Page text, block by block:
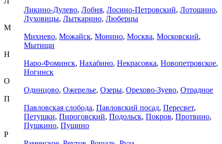
Ликино-Дулево, Лобня, Лосино-Петровский, Лотошино,
Луховицы, Лыткарино, Люберцы
М
Михнево, Можайск, Монино, Москва, Московский,
Мытищи
Н
Наро-Фоминск, Нахабино, Некрасовка, Новопетровское,
Ногинск
О
Одинцово, Ожерелье, Озеры, Орехово-Зуево, Отрадное
П
Павловская слобода, Павловский посад, Пересвет,
Петушки, Пироговский, Подольск, Покров, Протвино,
Пушкино, Пущино
Р